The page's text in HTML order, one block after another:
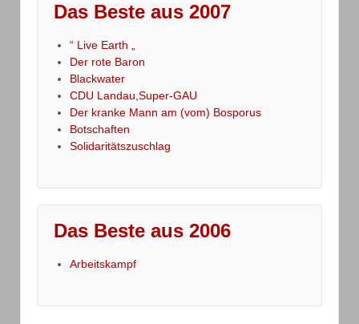
Das Beste aus 2007
“ Live Earth „
Der rote Baron
Blackwater
CDU Landau,Super-GAU
Der kranke Mann am (vom) Bosporus
Botschaften
Solidaritätszuschlag
Das Beste aus 2006
Arbeitskampf